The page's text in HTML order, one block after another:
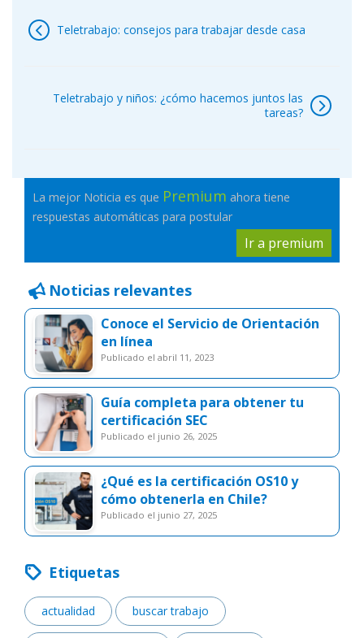
de
entradas
Teletrabajo: consejos para trabajar desde casa
Teletrabajo y niños: ¿cómo hacemos juntos las
tareas?
La mejor Noticia es que Premium ahora tiene
respuestas automáticas para postular
Ir a premium
Noticias relevantes
Conoce el Servicio de Orientación
en línea
publicado el abril 11, 2023
Guía completa para obtener tu
certificación SEC
publicado el junio 26, 2025
¿Qué es la certificación OS10 y
cómo obtenerla en Chile?
publicado el junio 27, 2025
Etiquetas
actualidad buscar trabajo